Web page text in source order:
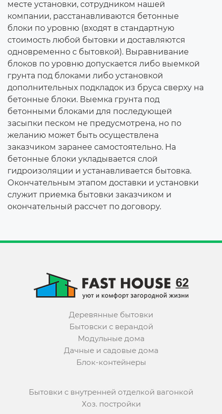
месте установки, сотрудником нашей
компании, расстанавливаются бетонные
блоки по уровню (входят в стандартную
стоимость любой бытовки и доставляются
одновременно с бытовкой). Выравнивание
блоков по уровню допускается либо выемкой
грунта под блоками либо установкой
дополнительных подкладок из бруса сверху на
бетонные блоки. Выемка грунта под
бетонными блоками для последующей
засыпки песком не предусмотрена, но по
желанию может быть осуществлена
заказчиком заранее самостоятельно. На
бетонные блоки укладывается слой
гидроизоляции и устанавливается бытовка.
Окончательным этапом доставки и установки
служит приемка бытовки заказчиком и
окончательный рассчет по договору.
Деревянные бытовки
Бытовски с верандой
Модульные дома
Дачные и садовые дома
Блок-контейнеры
Бытовки с внутренней отделкой вагонкой
Хоз. постройки